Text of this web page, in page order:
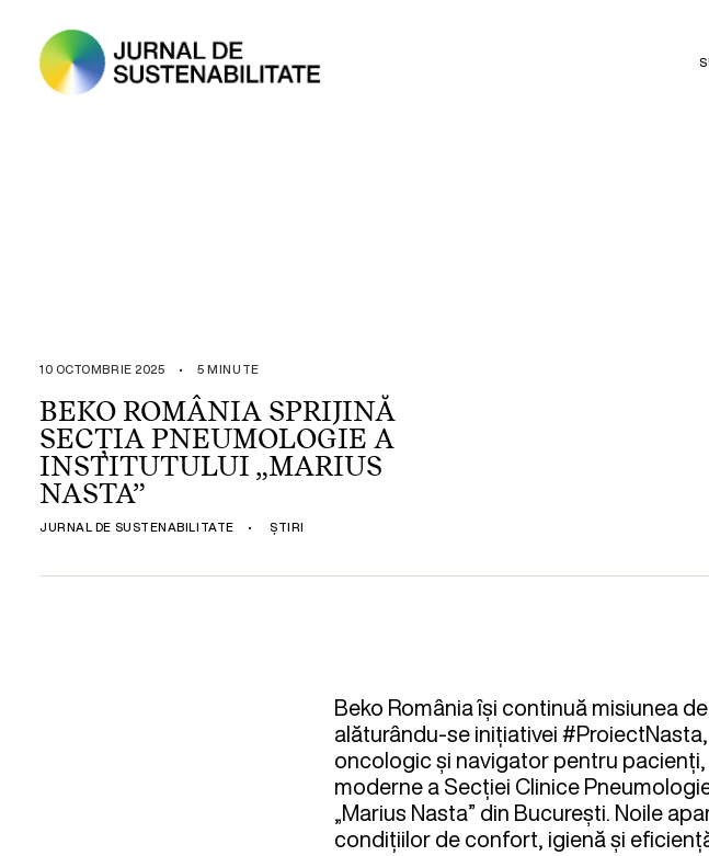
10 OCTOMBRIE 2025 • 5 MINUTE
BEKO ROMÂNIA SPRIJINĂ
SECȚIA PNEUMOLOGIE A
INSTITUTULUI „MARIUS
NASTA”
JURNAL DE SUSTENABILITATE • ȘTIRI
Beko România își continuă misiunea
alăturându-se inițiativei
oncologic și navigator pentru
moderne a Secției Clinice
„Marius Nasta” din București. Noile
condițiilor de confort, igienă și